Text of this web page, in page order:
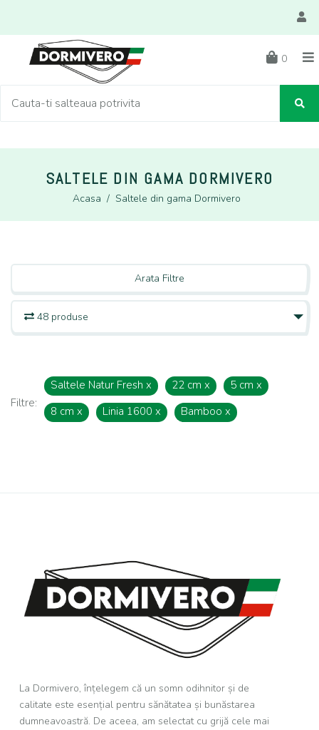
0
SALTELE DIN GAMA DORMIVERO
Acasa / Saltele din gama Dormivero
Arata Filtre
48 produse
Filtre:
Saltele Natur Fresh x 22 cm x 5 cm x
8 cm x Linia 1600 x Bamboo x
La Dormivero, înțelegem că un somn odihnitor și de
calitate este esențial pentru sănătatea și bunăstarea
dumneavoastră. De aceea, am selectat cu grijă cele mai